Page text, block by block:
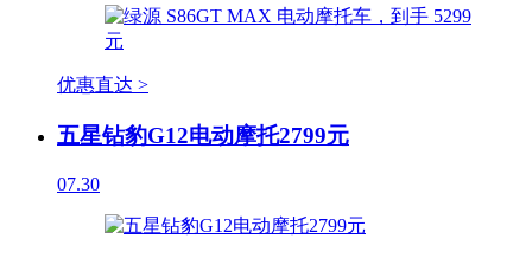
优惠直达 >
五星钻豹G12电动摩托2799元
07.30